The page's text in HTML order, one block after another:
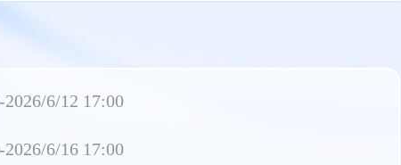
6/12 17:00
6/16 17:00